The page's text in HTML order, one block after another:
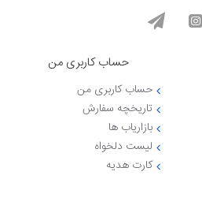
حساب کاربری من
حساب کاربری من
تاریخچه سفارش
بازاریاب ها
لیست دلخواه
کارت هدیه